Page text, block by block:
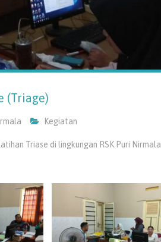
(Triage)
Kegiatan
Triase di lingkungan RSK Puri Nirmala.